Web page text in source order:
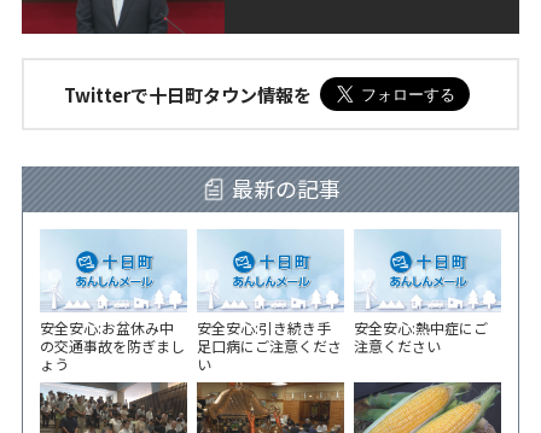
Twitterで十日町タウン情報を
最新の記事
安全安心:お盆休み中
の交通事故を防ぎまし
ょう
安全安心:引き続き手
足口病にご注意くださ
い
安全安心:熱中症にご
注意ください